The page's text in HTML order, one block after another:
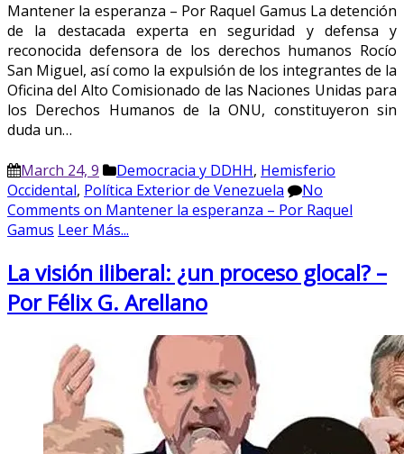
Mantener la esperanza – Por Raquel Gamus La detención
de la destacada experta en seguridad y defensa y
reconocida defensora de los derechos humanos Rocío
San Miguel, así como la expulsión de los integrantes de la
Oficina del Alto Comisionado de las Naciones Unidas para
los Derechos Humanos de la ONU, constituyeron sin
duda un…
March 24, 9 Democracia y DDHH, Hemisferio
Occidental, Política Exterior de Venezuela
No
Comments on Mantener la esperanza – Por Raquel
Gamus Leer Más...
La visión iliberal: ¿un proceso glocal? –
Por Félix G. Arellano